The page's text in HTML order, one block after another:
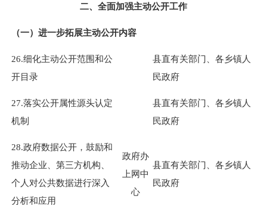
二、全面加强主动公开工作
（一）进一步拓展主动公开内容
26.细化主动公开范围和公
开目录
县直有关部门、各乡镇人
民政府
27.落实公开属性源头认定
机制
县直有关部门、各乡镇人
民政府
28.政府数据公开，鼓励和
推动企业、第三方机构、
个人对公共数据进行深入
分析和应用
政府办
上网中
心
县直有关部门、各乡镇人
民政府